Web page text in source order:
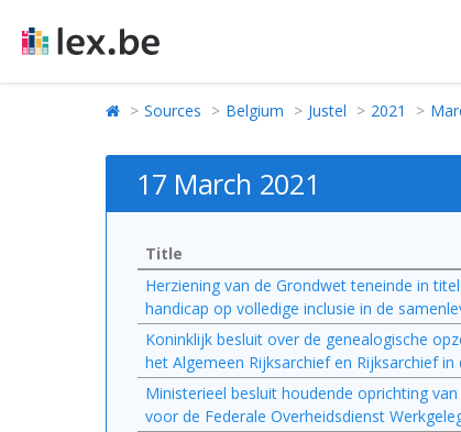
Sources Belgium Justel 2021
17 March 2021
Title
Herziening van de Grondwet teneinde in
handicap op volledige inclusie in de
Koninklijk besluit over de genealogische
het Algemeen Rijksarchief en Rijksarchief in
Ministerieel besluit houdende oprichting
voor de Federale Overheidsdienst